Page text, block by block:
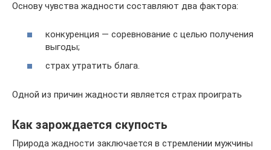
Основу чувства жадности составляют два фактора:
конкуренция — соревнование с целью получения
выгоды;
страх утратить блага.
Одной из причин жадности является страх проиграть
Как зарождается скупость
Природа жадности заключается в стремлении мужчины